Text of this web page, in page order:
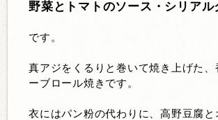
野菜とトマトのソース・シリアル
です。
真アジをくるりと巻いて焼き上げた、
ーブロール焼きです。
衣にはパン粉の代わりに、高野豆腐